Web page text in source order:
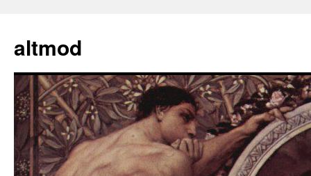
springen
altmod